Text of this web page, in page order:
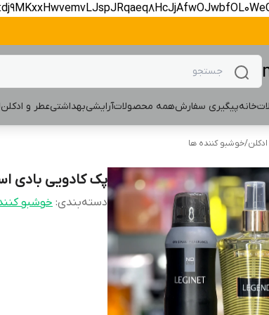
خانهپیگیری سفارشهمه محصولاتآرایشیبهداشتیعطر و ادکلن
/خوشبو کننده ها
پک کادویی بادی
دسته‌بندی: خوشبو